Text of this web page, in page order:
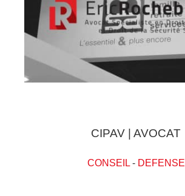
CIPAV | AVOCAT
CONSEIL- DEFENSE